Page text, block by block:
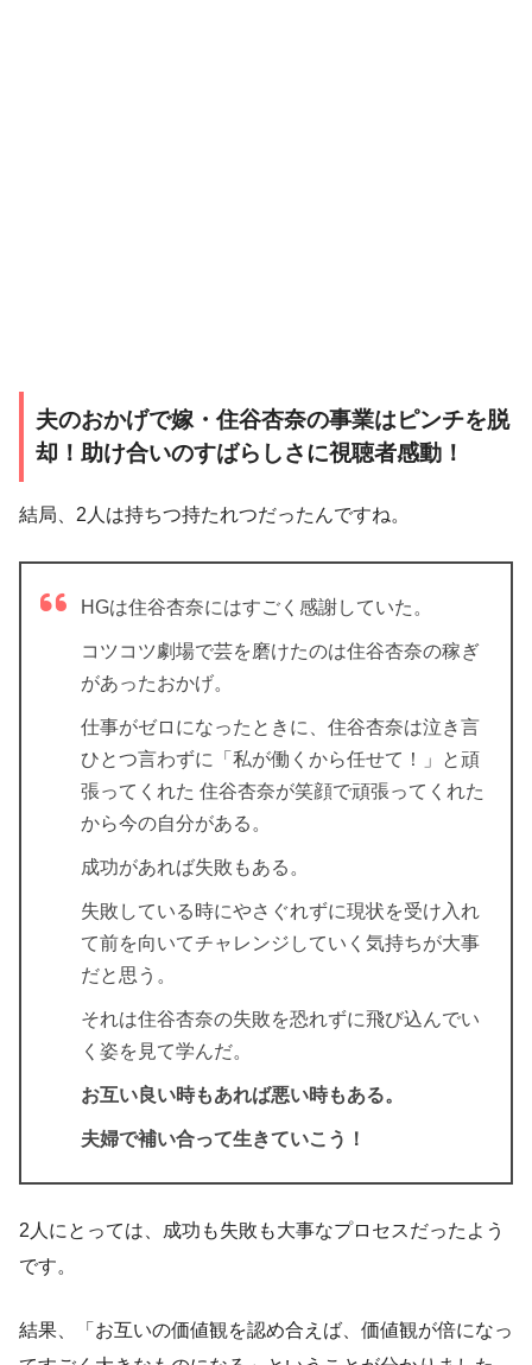
夫のおかげで嫁・住谷杏奈の事業はピンチを脱
却！助け合いのすばらしさに視聴者感動！
結局、2人は持ちつ持たれつだったんですね。
HGは住谷杏奈にはすごく感謝していた。
コツコツ劇場で芸を磨けたのは住谷杏奈の稼ぎ
があったおかげ。
仕事がゼロになったときに、住谷杏奈は泣き言
ひとつ言わずに「私が働くから任せて！」と頑
張ってくれた 住谷杏奈が笑顔で頑張ってくれた
から今の自分がある。
成功があれば失敗もある。
失敗している時にやさぐれずに現状を受け入れ
て前を向いてチャレンジしていく気持ちが大事
だと思う。
それは住谷杏奈の失敗を恐れずに飛び込んでい
く姿を見て学んだ。
お互い良い時もあれば悪い時もある。
夫婦で補い合って生きていこう！
2人にとっては、成功も失敗も大事なプロセスだったよう
です。
結果、「お互いの価値観を認め合えば、価値観が倍になっ